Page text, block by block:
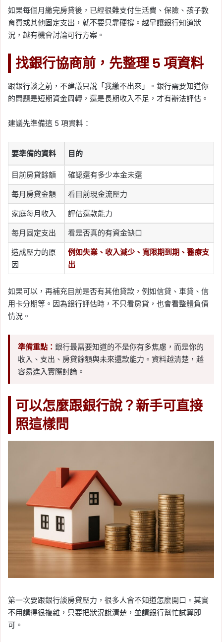
如果每個月繳完房貸後，已經很難支付生活費、保險、孩子教
育費或其他固定支出，就不要只靠硬撐。越早讓銀行知道狀
況，越有機會討論可行方案。
找銀行協商前，先整理 5 項資料
跟銀行談之前，不建議只說「我繳不出來」。銀行需要知道你
的問題是短期資金周轉，還是長期收入不足，才有辦法評估。
建議先準備這 5 項資料：
要準備的資料 目的
目前房貸餘額 確認還有多少本金未還
每月房貸金額 看目前現金流壓力
家庭每月收入 評估還款能力
每月固定支出 看是否真的有資金缺口
造成壓力的原
因
例如失業、收入減少、寬限期到期、醫療支
出
如果可以，再補充目前是否有其他貸款，例如信貸、車貸、信
用卡分期等。因為銀行評估時，不只看房貸，也會看整體負債
情況。
準備重點： 銀行最需要知道的不是你有多焦慮，而是你的
收入、支出、房貸餘額與未來還款能力。資料越清楚，越
容易進入實際討論。
可以怎麼跟銀行說？新手可直接
照這樣問
第一次要跟銀行談房貸壓力，很多人會不知道怎麼開口。其實
不用講得很複雜，只要把狀況說清楚，並請銀行幫忙試算即
可。